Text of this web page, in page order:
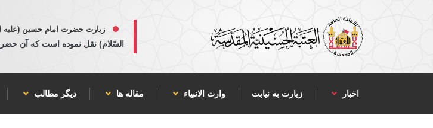
زیارت حضرت امام حسین (علیه
السّلام) نقل نموده است كه آن
اخبار زیارت به نیابت وارث الانبياء مقاله ها دیگر مطالب